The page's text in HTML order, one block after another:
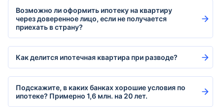
Возможно ли оформить ипотеку на квартиру
через доверенное лицо, если не получается
приехать в страну?
Как делится ипотечная квартира при разводе?
Подскажите, в каких банках хорошие условия по
ипотеке? Примерно 1,6 млн. на 20 лет.